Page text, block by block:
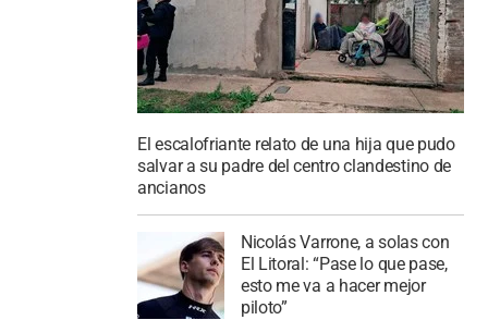
El escalofriante relato de una hija que pudo
salvar a su padre del centro clandestino de
ancianos
Nicolás Varrone, a solas con
El Litoral: “Pase lo que pase,
esto me va a hacer mejor
piloto”